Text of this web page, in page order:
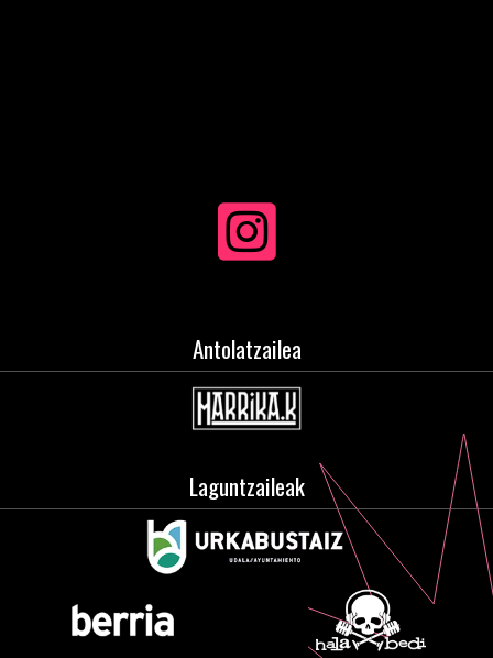
Antolatzailea
Laguntzaileak